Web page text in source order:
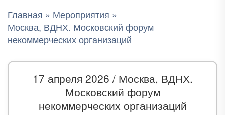
Главная » Мероприятия »
Москва, ВДНХ. Московский форум
некоммерческих организаций
17 апреля 2026 /Москва, ВДНХ.
Московский форум
некоммерческих организаций